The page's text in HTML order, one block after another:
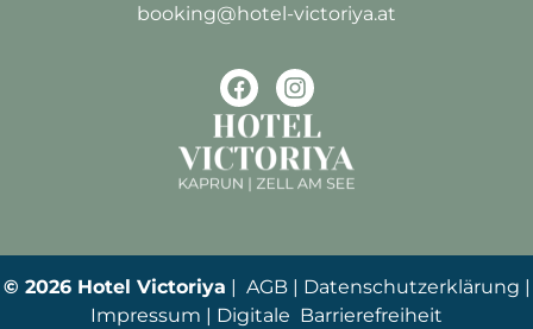
booking@hotel-victoriya.at
© 2026 Hotel Victoriya | AGB| Datenschutzerklärung |
Impressum | Digitale Barrierefreiheit